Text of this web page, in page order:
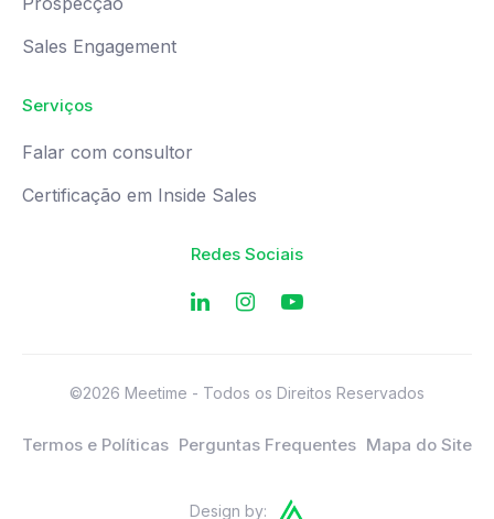
Sales Engagement
Serviços
Falar com consultor
Certificação em Inside Sales
Redes Sociais
©2026 Meetime - Todos os Direitos Reservados
Termos e Políticas Perguntas Frequentes Mapa do Site
Design by: